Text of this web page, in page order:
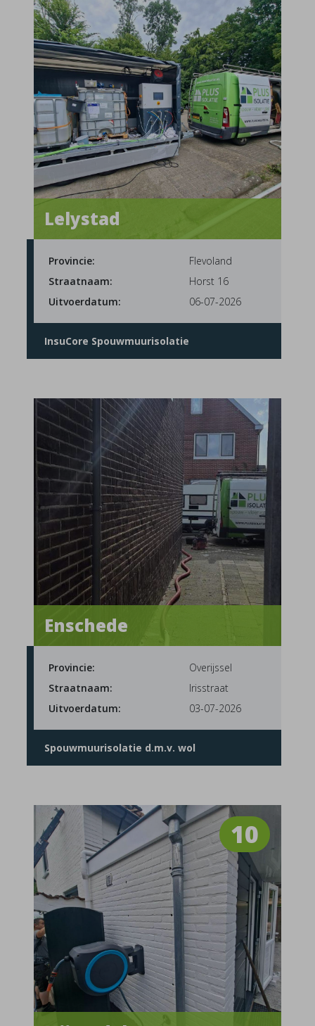
Lelystad
Provincie:
Flevoland
Straatnaam:
Horst 16
Uitvoerdatum:
06-07-2026
InsuCore Spouwmuurisolatie
Enschede
Provincie:
Overijssel
Straatnaam:
Irisstraat
Uitvoerdatum:
03-07-2026
Spouwmuurisolatie d.m.v. wol
10